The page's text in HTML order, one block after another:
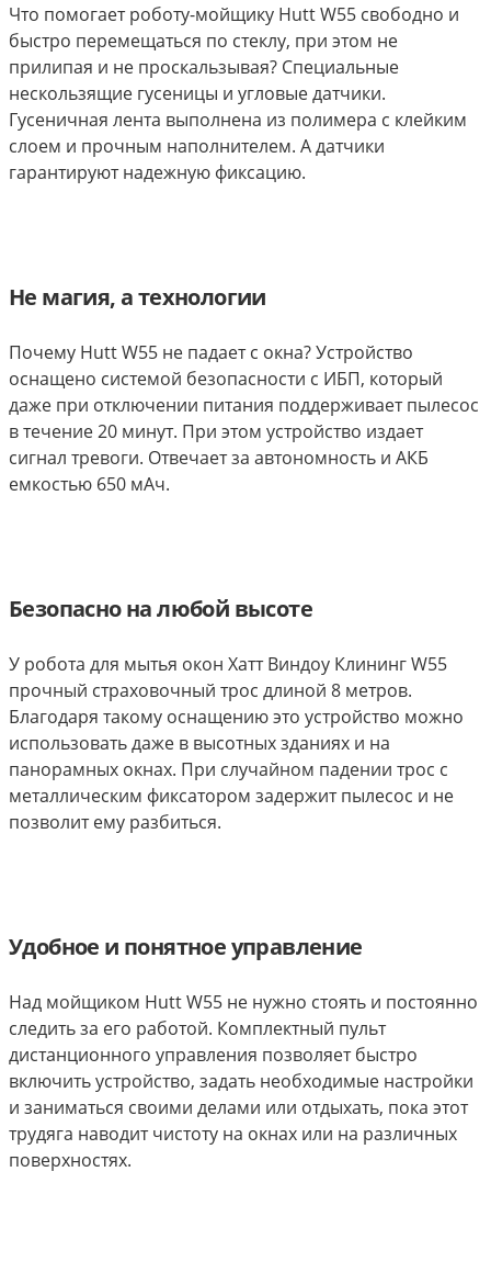
Что помогает роботу-мойщику Hutt W55 свободно и
быстро перемещаться по стеклу, при этом не
прилипая и не проскальзывая? Специальные
нескользящие гусеницы и угловые датчики.
Гусеничная лента выполнена из полимера с клейким
слоем и прочным наполнителем. А датчики
гарантируют надежную фиксацию.
Не магия, а технологии
Почему Hutt W55 не падает с окна? Устройство
оснащено системой безопасности с ИБП, который
даже при отключении питания поддерживает пылесос
в течение 20 минут. При этом устройство издает
сигнал тревоги. Отвечает за автономность и АКБ
емкостью 650 мАч.
Безопасно на любой высоте
У робота для мытья окон Хатт Виндоу Клининг W55
прочный страховочный трос длиной 8 метров.
Благодаря такому оснащению это устройство можно
использовать даже в высотных зданиях и на
панорамных окнах. При случайном падении трос с
металлическим фиксатором задержит пылесос и не
позволит ему разбиться.
Удобное и понятное управление
Над мойщиком Hutt W55 не нужно стоять и постоянно
следить за его работой. Комплектный пульт
дистанционного управления позволяет быстро
включить устройство, задать необходимые настройки
и заниматься своими делами или отдыхать, пока этот
трудяга наводит чистоту на окнах или на различных
поверхностях.